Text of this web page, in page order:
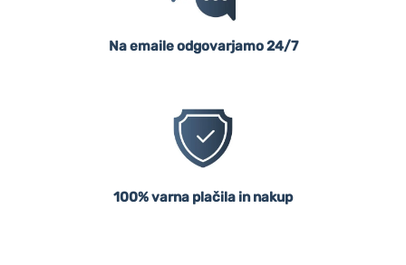
Na emaile odgovarjamo 24/7
100% varna plačila in nakup